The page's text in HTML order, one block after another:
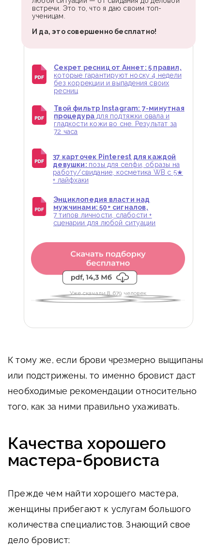
встречи. Это то, что я даю своим топ-
ученицам.
И да, это совершенно бесплатно!
Секрет ресниц от Аннет: 5 правил,
которые гарантируют носку 4 недели
без коррекции и выпадения своих
ресниц
Твой фильтр Instagram: 7-минутная
процедурадля подтяжки овала и
гладкости кожи во сне. Результат за
72 часа
Уже скачали 8 679 человек
37 карточек Pinterest для каждой
девушки: позы для селфи, образы на
работу/свидание, косметика WB с 5★
+ лайфхаки
Энциклопедия власти над
мужчинами: 50+ сигналов,
7 типов личности, слабости +
сценарии для любой ситуации
К тому же, если брови чрезмерно выщипаны
или подстрижены, то именно бровист даст
необходимые рекомендации относительно
того, как за ними правильно ухаживать.
Качества хорошего
мастера-бровиста
Прежде чем найти хорошего мастера,
женщины прибегают к услугам большого
количества специалистов. Знающий свое
дело бровист: